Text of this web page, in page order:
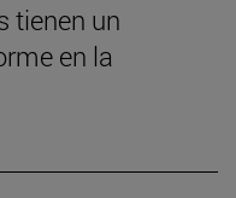
tienen un
en la